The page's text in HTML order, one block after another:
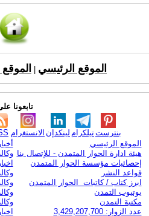
الموقع الرئيسي
تابعونا
الانستغرام لينكدإن تيلكرامبنترست
الموقع الرئيسي
هيئة ادارة الحوار المتمدن - للإتصال بنا
إحصائيات مؤسسة الحوار المتمدن
قواعد النشر
ابرز كتاب / كاتبات الحوار المتمدن
يوتيوب التمدن
مكتبة التمدن
عدد الزوار: 3,429,207,700